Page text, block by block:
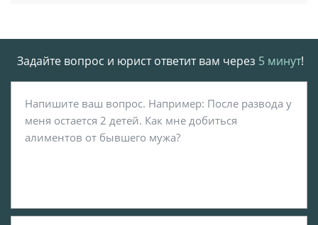
Задайте вопрос и юрист ответит вам через 5 минут!